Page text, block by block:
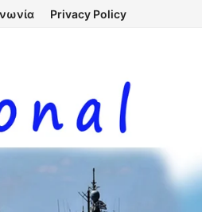
Privacy Policy